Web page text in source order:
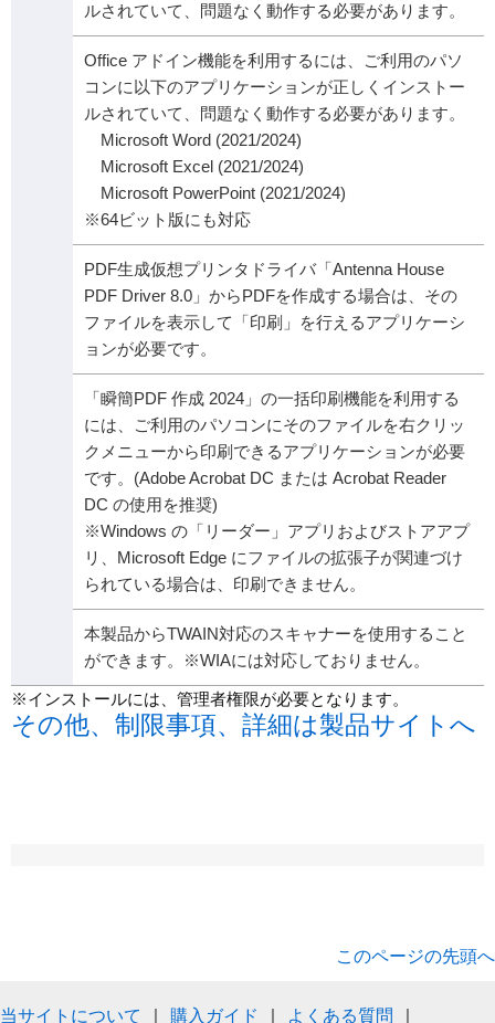
ルされていて、問題なく動作する必要があります。
Office アドイン機能を利用するには、ご利用のパソ
コンに以下のアプリケーションが正しくインストー
ルされていて、問題なく動作する必要があります。
Microsoft Word (2021/2024)
Microsoft Excel (2021/2024)
Microsoft PowerPoint (2021/2024)
※64ビット版にも対応
PDF生成仮想プリンタドライバ「Antenna House
PDF Driver 8.0」からPDFを作成する場合は、その
ファイルを表示して「印刷」を行えるアプリケーシ
ョンが必要です。
「瞬簡PDF 作成 2024」の一括印刷機能を利用する
には、ご利用のパソコンにそのファイルを右クリッ
クメニューから印刷できるアプリケーションが必要
です。(Adobe Acrobat DC または Acrobat Reader
DC の使用を推奨)
※Windows の「リーダー」アプリおよびストアアプ
リ、Microsoft Edge にファイルの拡張子が関連づけ
られている場合は、印刷できません。
本製品からTWAIN対応のスキャナーを使用すること
ができます。※WIAには対応しておりません。
※インストールには、管理者権限が必要となります。
その他、制限事項、詳細は製品サイトへ
このページの先頭へ
当サイトについて 購入ガイド よくある質問